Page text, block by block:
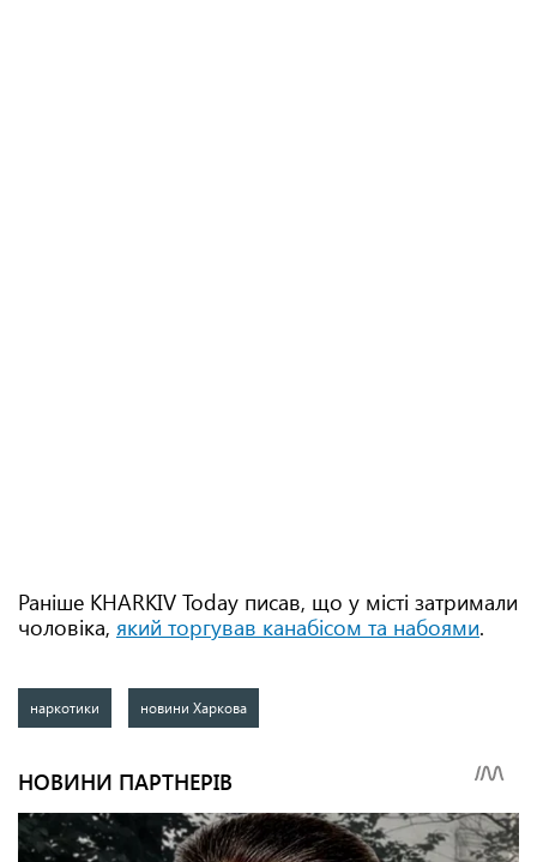
Раніше KHARKIV Today писав, що у місті затримали
чоловіка, який торгував канабісом та набоями.
наркотики новини Харкова